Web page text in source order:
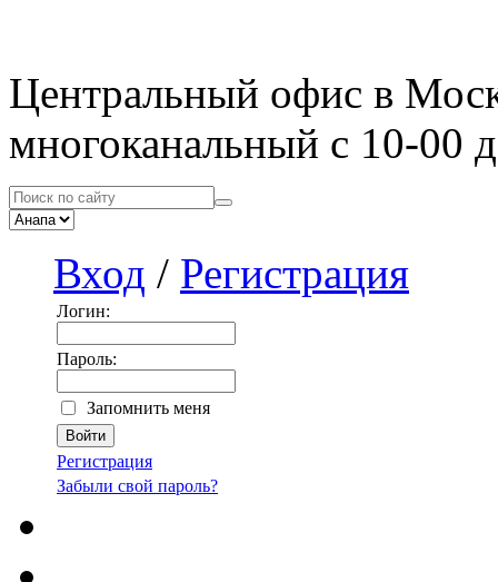
Центральный офис в
многоканальный с 10-00
Вход / Регистрация
Логин:
Пароль:
Запомнить меня
Регистрация
Забыли свой пароль?